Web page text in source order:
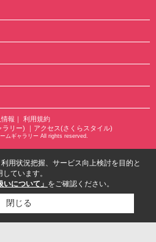
報 ｜ 利用規約
ラリー) ｜ アクセス(さくらスタイル)
ムギャラリー All rights reserved.
用状況把握、サービス向上検討を目的と
ています。
いについて」 をご確認ください。
閉じる